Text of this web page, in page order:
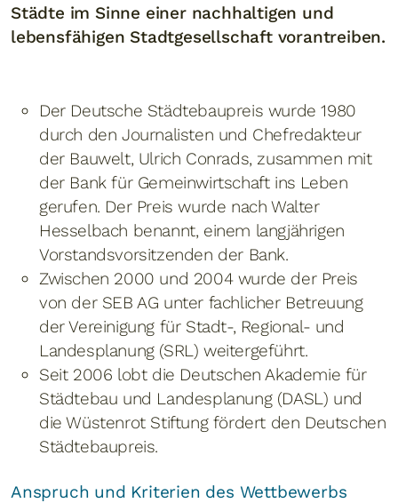
Städte im Sinne einer nachhaltigen und
lebensfähigen Stadtgesellschaft vorantreiben.
Der Deutsche Städtebaupreis wurde 1980
durch den Journalisten und Chefredakteur
der Bauwelt, Ulrich Conrads, zusammen mit
der Bank für Gemeinwirtschaft ins Leben
gerufen. Der Preis wurde nach Walter
Hesselbach benannt, einem langjährigen
Vorstandsvorsitzenden der Bank.
Zwischen 2000 und 2004 wurde der Preis
von der SEB AG unter fachlicher Betreuung
der Vereinigung für Stadt-, Regional- und
Landesplanung (SRL) weitergeführt.
Seit 2006 lobt die Deutschen Akademie für
Städtebau und Landesplanung (DASL) und
die Wüstenrot Stiftung fördert den Deutschen
Städtebaupreis.
Anspruch und Kriterien des Wettbewerbs